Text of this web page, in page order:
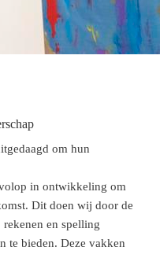
om hun
in ontwikkeling om
Dit doen wij door de
en spelling
te bieden. Deze vakken